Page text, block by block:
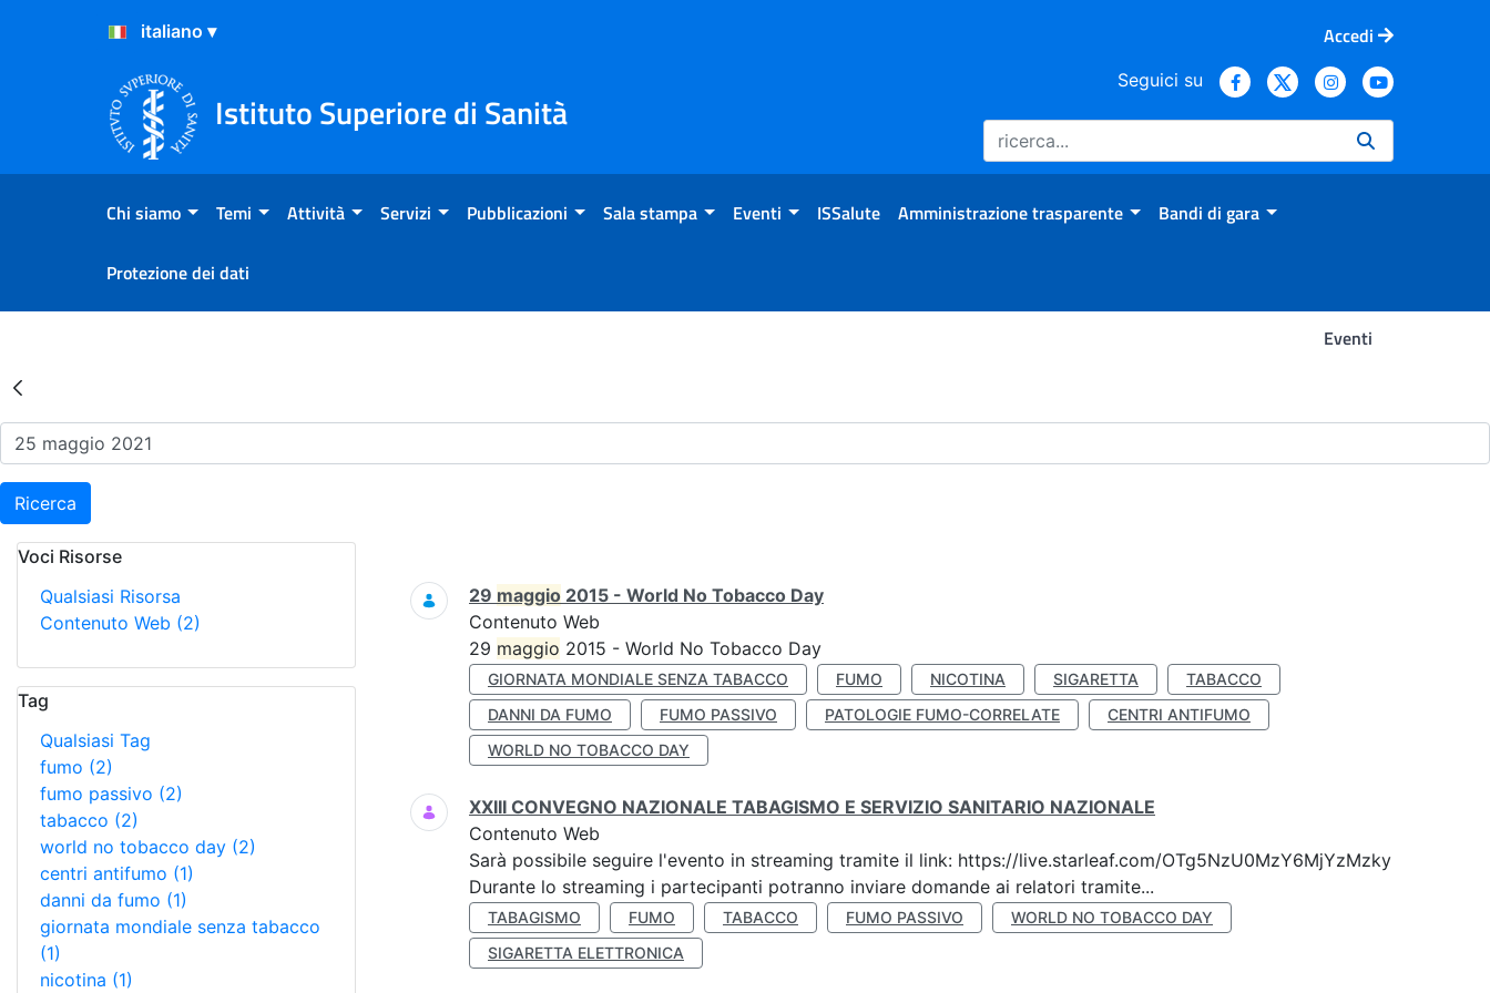
Salta al Contenuto
Salta al Footer
Accedi
Istituto Superiore di Sanità
Seguici su
Chi siamo Temi Attività Servizi Pubblicazioni Sala stampa Eventi ISSalute Amministrazione trasparente Bandi di gara
Protezione dei dati
Eventi
Risultati della Ricerca - Eventi
Ricerca
Voci Risorse
Qualsiasi Risorsa
Contenuto Web (2)
Tag
Qualsiasi Tag
fumo (2)
fumo passivo (2)
tabacco (2)
world no tobacco day (2)
centri antifumo (1)
danni da fumo (1)
giornata mondiale senza tabacco
(1)
nicotina (1)
Ricerca
29 maggio 2015 - World No Tobacco Day
Contenuto Web
29 maggio 2015 - World No Tobacco Day
GIORNATA MONDIALE SENZA TABACCO FUMO NICOTINA SIGARETTA
TABACCO
DANNI DA FUMO
FUMO PASSIVO PATOLOGIE FUMO-CORRELATE
CENTRI ANTIFUMO
WORLD NO TOBACCO DAY
XXIII CONVEGNO NAZIONALE TABAGISMO E SERVIZIO SANITARIO NAZIONALE
Contenuto Web
Sarà possibile seguire l'evento in streaming tramite il link: https://live.starleaf.com/OTg5NzU0MzY6MjYzMzky
Durante lo streaming i partecipanti potranno inviare domande ai relatori tramite...
TABAGISMO FUMO TABACCO FUMO PASSIVO
WORLD NO TOBACCO DAY
SIGARETTA ELETTRONICA